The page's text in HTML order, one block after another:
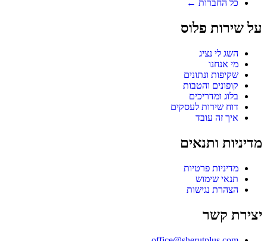
כל החברות ←
על שירות פלוס
השג לי נציג
מי אנחנו
שקיפות ונתונים
קופונים והטבות
בלוג ומדריכים
דוח שירות לעסקים
איך זה עובד
מדיניות ותנאים
מדיניות פרטיות
תנאי שימוש
הצהרת נגישות
יצירת קשר